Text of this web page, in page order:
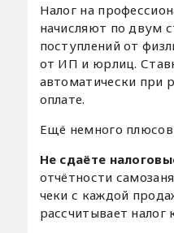
Налог на
начисляют по двум
поступлений от
от ИП и юрлиц.
автоматически при
оплате.
Ещё немного плюсов
Не сдаёте
отчётности
чеки с каждой
рассчитывает налог